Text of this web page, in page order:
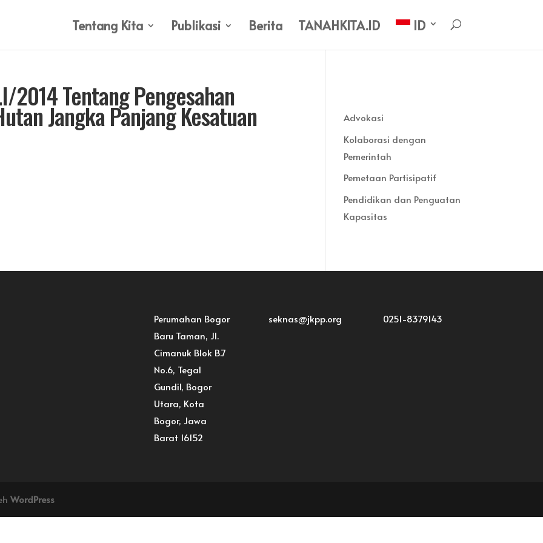
Tentang Kita Publikasi Berita TANAHKITA.ID ID
Tentang Pengesahan
Jangka Panjang Kesatuan
Advokasi
Kolaborasi dengan
Pemerintah
Pemetaan Partisipatif
Pendidikan dan Penguatan
Kapasitas
Perumahan Bogor
Baru Taman, Jl.
Cimanuk Blok B.7
No.6, Tegal
Gundil, Bogor
Utara, Kota
Bogor, Jawa
Barat 16152
seknas@jkpp.org 0251-8379143
WordPress